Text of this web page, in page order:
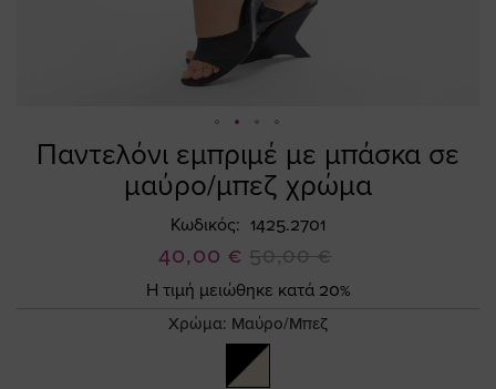
Παντελόνι εμπριμέ με μπάσκα σε
μαύρο/μπεζ χρώμα
Κωδικός 1425.2701
Ειδική
Τιμή
40,00 € 50,00 €
Η τιμή μειώθηκε κατά 20%
Χρώμα: Μαύρο/Μπεζ
Skip